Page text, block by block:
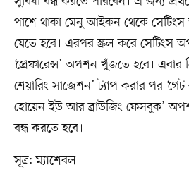
পাশে থাকা মেনু আইকন থেকে সেটিংস
যেতে হবে। এরপর স্ক্রল করে সেটিংস
‘প্রেফারেন্স’ অপশন খুঁজতে হবে। এবার
শেয়ারিং সাজেশন’ ট্যাপ করার পর
হোয়েন ইউ আর ব্রাউজিং ফেসবুক’
বন্ধ করতে হবে।
সূত্র: ম্যাশেবল